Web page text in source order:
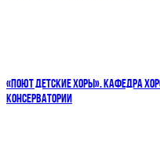
«ПОЮТ ДЕТСКИЕ ХОРЫ». КАФЕДРА
КОНСЕРВАТОРИИ